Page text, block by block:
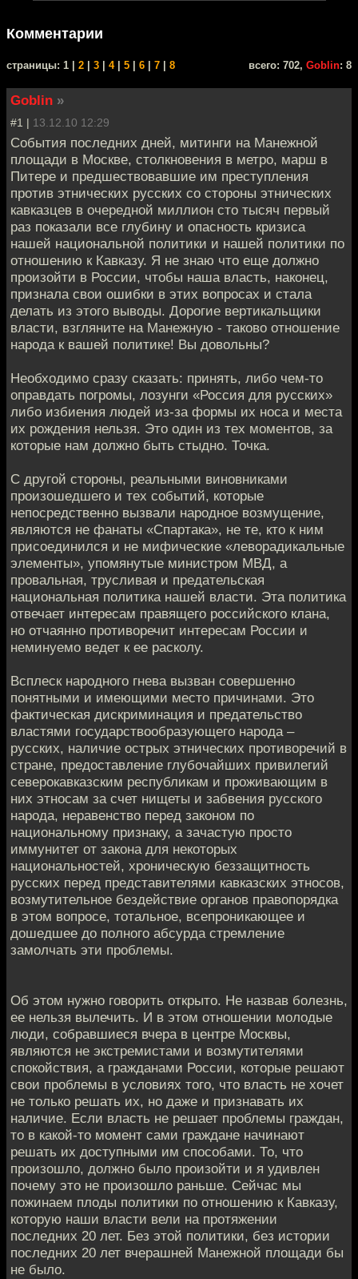
Комментарии
cтраницы: 1 | 2 3 4| 5 6 7 8 всего: 702, Goblin: 8
Goblin »
#1 | 13.12.10 12:29
События последних дней, митинги на Манежной
площади в Москве, столкновения в метро, марш в
Питере и предшествовавшие им преступления
против этнических русских со стороны этнических
кавказцев в очередной миллион сто тысяч первый
раз показали все глубину и опасность кризиса
нашей национальной политики и нашей политики по
отношению к Кавказу. Я не знаю что еще должно
произойти в России, чтобы наша власть, наконец,
признала свои ошибки в этих вопросах и стала
делать из этого выводы. Дорогие вертикальщики
власти, взгляните на Манежную - таково отношение
народа к вашей политике! Вы довольны?
Необходимо сразу сказать: принять, либо чем-то
оправдать погромы, лозунги «Россия для русских»
либо избиения людей из-за формы их носа и места
их рождения нельзя. Это один из тех моментов, за
которые нам должно быть стыдно. Точка.
С другой стороны, реальными виновниками
произошедшего и тех событий, которые
непосредственно вызвали народное возмущение,
являются не фанаты «Спартака», не те, кто к ним
присоединился и не мифические «леворадикальные
элементы», упомянутые министром МВД, а
провальная, трусливая и предательская
национальная политика нашей власти. Эта политика
отвечает интересам правящего российского клана,
но отчаянно противоречит интересам России и
неминуемо ведет к ее расколу.
Всплеск народного гнева вызван совершенно
понятными и имеющими место причинами. Это
фактическая дискриминация и предательство
властями государствообразующего народа –
русских, наличие острых этнических противоречий в
стране, предоставление глубочайших привилегий
северокавказским республикам и проживающим в
них этносам за счет нищеты и забвения русского
народа, неравенство перед законом по
национальному признаку, а зачастую просто
иммунитет от закона для некоторых
национальностей, хроническую беззащитность
русских перед представителями кавказских этносов,
возмутительное бездействие органов правопорядка
в этом вопросе, тотальное, всепроникающее и
дошедшее до полного абсурда стремление
замолчать эти проблемы.
Об этом нужно говорить открыто. Не назвав болезнь,
ее нельзя вылечить. И в этом отношении молодые
люди, собравшиеся вчера в центре Москвы,
являются не экстремистами и возмутителями
спокойствия, а гражданами России, которые решают
свои проблемы в условиях того, что власть не хочет
не только решать их, но даже и признавать их
наличие. Если власть не решает проблемы граждан,
то в какой-то момент сами граждане начинают
решать их доступными им способами. То, что
произошло, должно было произойти и я удивлен
почему это не произошло раньше. Сейчас мы
пожинаем плоды политики по отношению к Кавказу,
которую наши власти вели на протяжении
последних 20 лет. Без этой политики, без истории
последних 20 лет вчерашней Манежной площади бы
не было.